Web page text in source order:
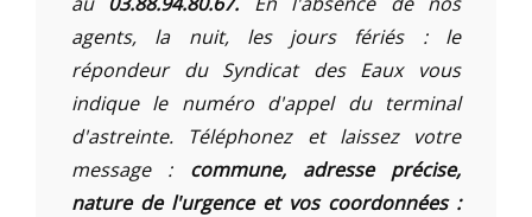
agents, la nuit, les jours fériés : le
répondeur du Syndicat des Eaux vous
indique le numéro d'appel du terminal
d'astreinte. Téléphonez et laissez votre
message : commune, adresse précise,
nature de l'urgence et vos coordonnées :